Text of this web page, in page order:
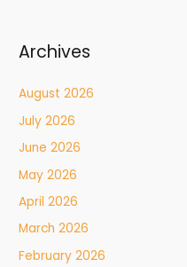
Archives
August 2026
July 2026
June 2026
May 2026
April 2026
March 2026
February 2026